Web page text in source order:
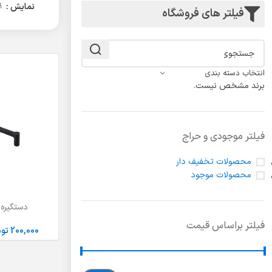
فیلتر های فروشگاه
انتخاب دسته بندی
برند مشخص نیست.
فیلتر موجودی و حراج
محصولات تخفیف دار
محصولات موجود
فیلتر براساس قیمت
نمایش
انتخاب گزینه ها
200,000